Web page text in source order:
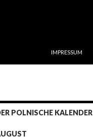
IMPRESSUM
POLNISCHE KALENDER